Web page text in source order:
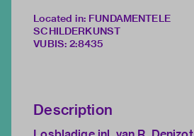
Located in: FUNDAMENTELE
SCHILDERKUNST
VUBIS: 2:8435
Description